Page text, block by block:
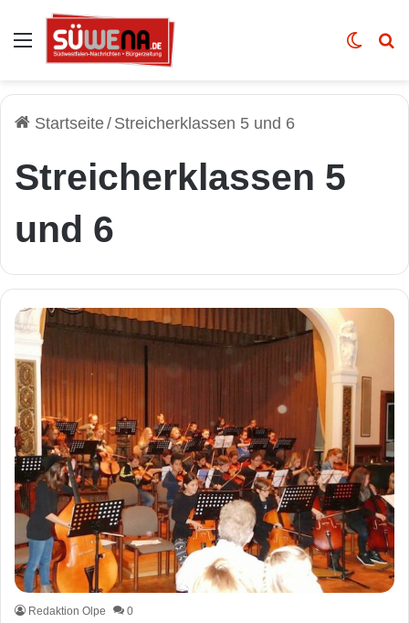
Auswahl Skin
Startseite/ Streicherklassen 5 und 6
Streicherklassen 5
und 6
Redaktion Olpe 0